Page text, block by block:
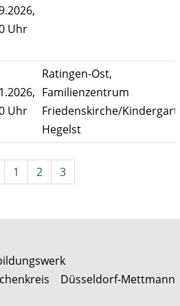
Uhr
Uhr
Ratingen-Ost,
Familienzentrum
Friedenskirche/
Hegelst
1 2 3
Düsseldorf-Mettmann